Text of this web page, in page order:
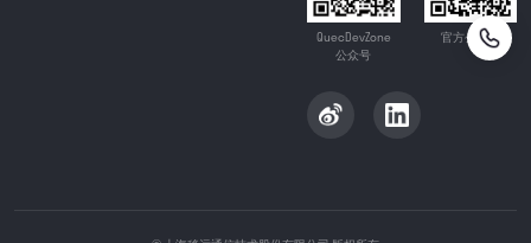
QuecDevZone
公众号
官方公众号